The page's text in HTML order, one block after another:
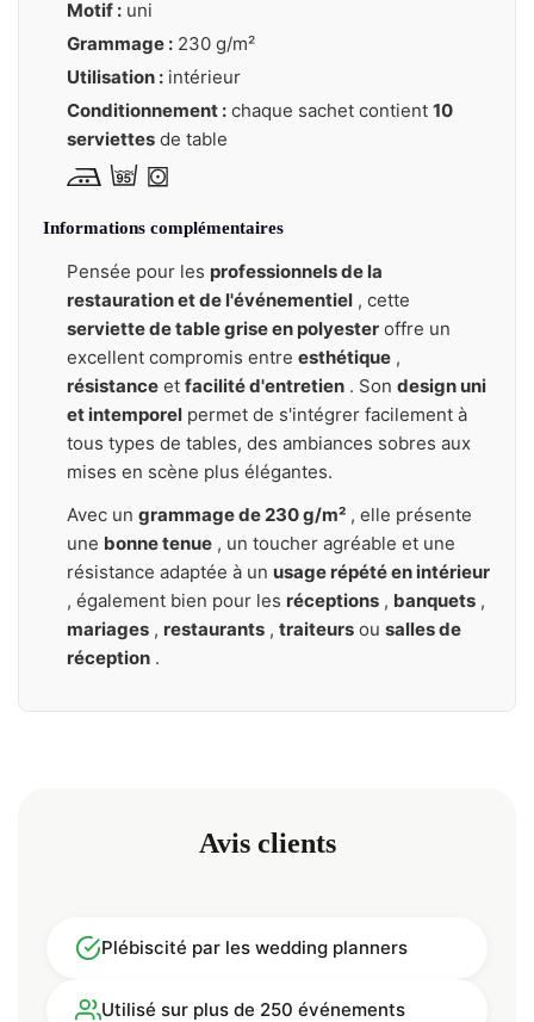
Motif : uni
Grammage : 230 g/m²
Utilisation : intérieur
Conditionnement : chaque sachet contient 10
serviettes de table
Informations complémentaires
Pensée pour les professionnels de la
restauration et de l'événementiel , cette
serviette de table grise en polyester offre un
excellent compromis entre esthétique ,
résistance et facilité d'entretien . Son design uni
et intemporel permet de s'intégrer facilement à
tous types de tables, des ambiances sobres aux
mises en scène plus élégantes.
Avec un grammage de 230 g/m² , elle présente
une bonne tenue , un toucher agréable et une
résistance adaptée à un usage répété en intérieur
, également bien pour les réceptions , banquets ,
mariages , restaurants , traiteurs ou salles de
réception .
Avis clients
Plébiscité par les wedding planners
Utilisé sur plus de 250 événements